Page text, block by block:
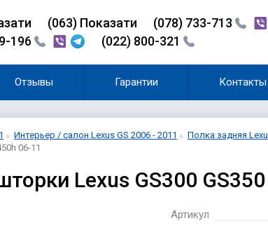
(063) Показати (078) 733-713
196
(022) 800-321
Отзывы Гарантии Контакты
Интерьер / салон Lexus GS 2006 - 2011 Полка задняя
06-11
Lexus GS300
Артикул